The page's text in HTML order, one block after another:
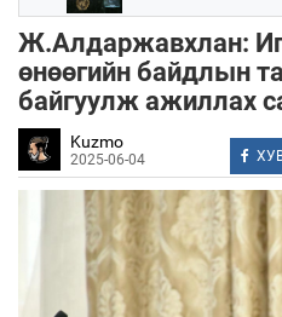
Ж.Алдаржавхлан:
өнөөгийн байдлын
байгуулж ажиллах
Kuzmo
2025-06-04